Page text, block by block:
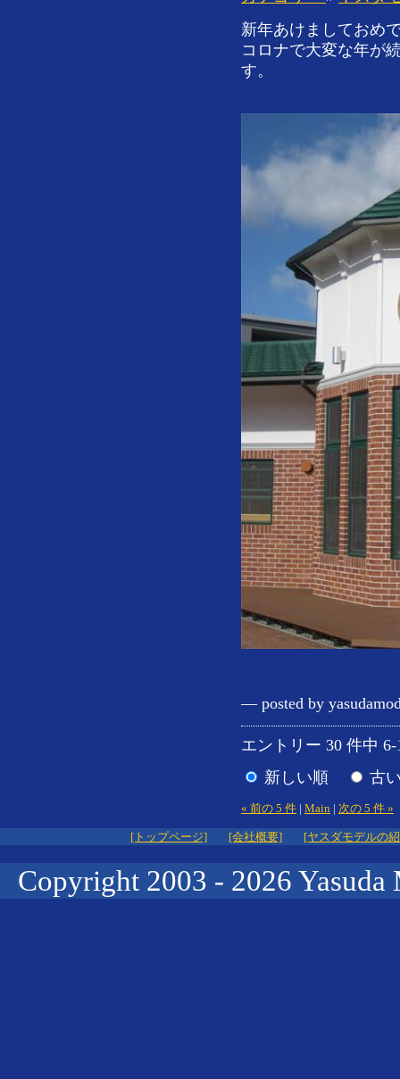
新年あけましておめ
コロナで大変な年が
す。
— posted by
エントリー 30 件中
新しい順
古
« 前の 5 件 | Main | 次の 5 件 »
[トップページ] [会社概要] [ヤスダモデルの
Copyright 2003 - 2026